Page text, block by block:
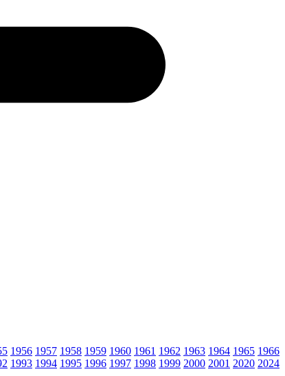
1956 1957 1958 1959 1960 1961 1962 1963 1964 1965 1966
1993 1994 1995 1996 1997 1998 1999 2000 2001 2020 2024